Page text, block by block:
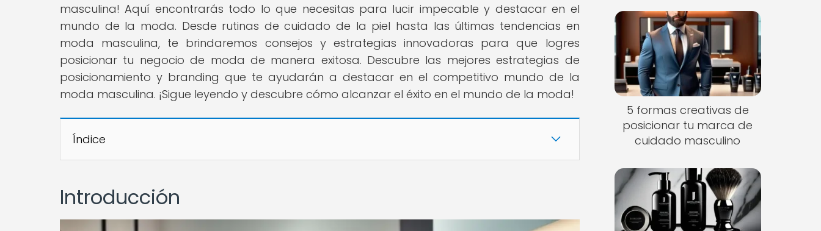
masculina! Aquí encontrarás todo lo que necesitas para lucir impecable y destacar en el
mundo de la moda. Desde rutinas de cuidado de la piel hasta las últimas tendencias en
moda masculina, te brindaremos consejos y estrategias innovadoras para que logres
posicionar tu negocio de moda de manera exitosa. Descubre las mejores estrategias de
posicionamiento y branding que te ayudarán a destacar en el competitivo mundo de la
moda masculina. ¡Sigue leyendo y descubre cómo alcanzar el éxito en el mundo de la moda!
Índice
Introducción
5 formas creativas de
posicionar tu marca de
cuidado masculino